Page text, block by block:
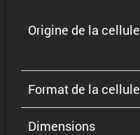
Origine de la cellule
Format de la cellule
Dimen­sions